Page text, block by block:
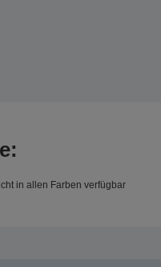
in allen Farben verfügbar